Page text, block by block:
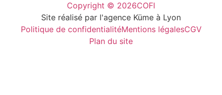
Copyright © 2026COFI
Site réalisé par l'agence Küme à Lyon
Politique de confidentialitéMentions légalesCGV
Plan du site